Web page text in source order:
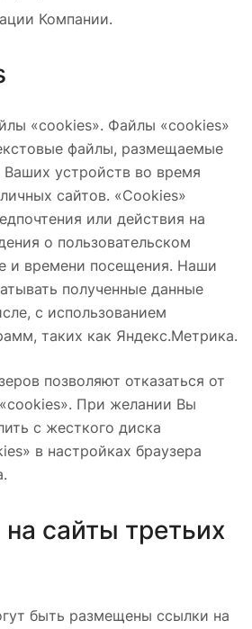
Компании.
«cookies». Файлы «cookies»
файлы, размещаемые
устройств во время
сайтов. «Cookies»
или действия на
о пользовательском
и времени посещения. Наши
полученные данные
с использованием
таких как Яндекс.Метрика.
позволяют отказаться от
При желании Вы
с жесткого диска
в настройках браузера
сайты третьих
быть размещены ссылки на